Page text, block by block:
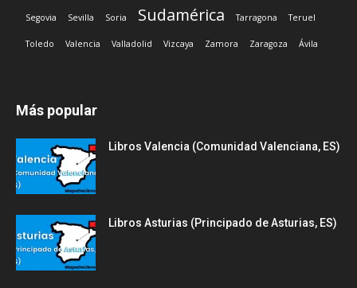
Segovia Sevilla Soria Sudamérica Tarragona Teruel
Toledo Valencia Valladolid Vizcaya Zamora Zaragoza Ávila
Más popular
Libros Valencia (Comunidad Valenciana, ES)
Libros Asturias (Principado de Asturias, ES)